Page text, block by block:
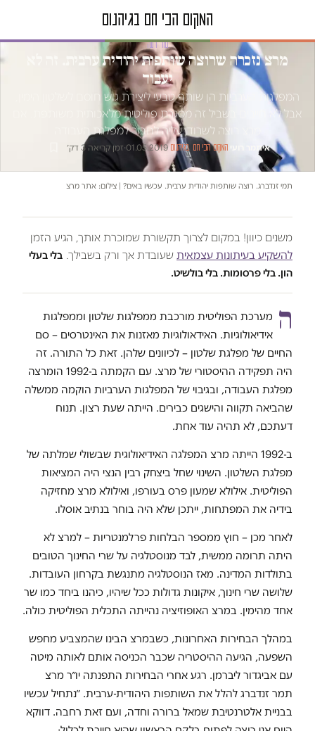
טור דעה
מרצ נזכרה שרוצה שותפות יהודית ערבית. זה לא
יעבוד
המפלגות הערביות הן שותף טבעי ליצירת גוש חוסם לשלטון הימין,
אבל לא חייבים בשביל זה מסגרת פוליטית מלאכותית משותפת. אם
מרצ רוצה לשרוד, עליה לחבור למפלגת העבודה
איתמר רועי המקום הכי חם בגיהנום·
01.05.2019
·זמן קריאה 3 דק׳
תמי זנדברג. רוצה שותפות יהודית ערבית. עכשיו באים? | צילום: אתר מרצ
משנים כיוון! במקום לצרוך תקשורת שמוכרת אותך, הגיע הזמן
להשקיע בעיתונות עצמאית שעובדת אך ורק בשבילך. בלי בעלי
הון. בלי פרסומות. בלי בולשיט.
ה מערכת הפוליטית מורכבת ממפלגות שלטון וממפלגות
אידיאולוגיות. האידאולוגיות מאזנות את האינטרסים – סם
החיים של מפלגת שלטון – לכיוונים שלהן. זאת כל התורה. זה
היה תפקידה ההיסטורי של מרצ. עם הקמתה ב-1992 הומרצה
מפלגת העבודה, ובגיבוי של המפלגות הערביות הוקמה ממשלה
שהביאה תקווה והישגים כבירים. הייתה שעת רצון. תנוח
דעתכם, לא תהיה עוד אחת.
ב-1992 הייתה מרצ המפלגה האידיאולוגית שבשולי שמלתה של
מפלגת השלטון. השינוי שחל ביצחק רבין הנצי היה המציאות
הפוליטית. אילולא שמעון פרס בעורפו, ואילולא מרצ מחזיקה
בידיה את המפתחות, ייתכן שלא היה בוחר בנתיב אוסלו.
לאחר מכן – חוץ ממספר הבלחות פרלמנטריות – למרצ לא
היתה תרומה ממשית, לבד מנוסטלגיה על שרי החינוך הטובים
בתולדות המדינה. מאז הנוסטלגיה מתנגשת בקרחון העובדות.
שלושה שרי חינוך, איקונות גדולות ככל שיהיו, כיהנו ביחד כמו שר
אחד מהימין. במרצ האופוזיציה נהייתה התכלית הפוליטית כולה.
במהלך הבחירות האחרונות, כשבמרצ הבינו שהמצביע מחפש
השפעה, הגיעה ההיסטריה שכבר הכניסה אותם לאותה מיטה
עם אביגדור ליברמן. רגע אחרי הבחירות התפנתה יו״ר מרצ
תמר זנדברג להלל את השותפות היהודית-ערבית. ״נתחיל עכשיו
בבניית אלטרנטיבת שמאל ברורה וחדה, ועם זאת רחבה. דווקא